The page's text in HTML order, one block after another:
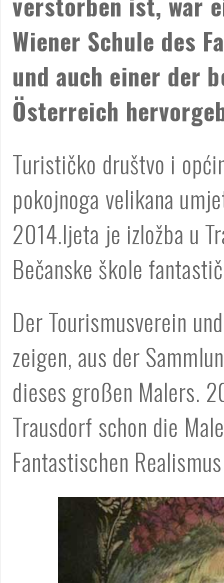
Wiener Schule des
und auch einer der
Österreich
Turističko društvo i
pokojnoga velikana
2014.ljeta je izložba u
Bečanske škole
Der Tourismusverein
zeigen, aus der
dieses großen Malers.
Trausdorf schon die
Fantastischen